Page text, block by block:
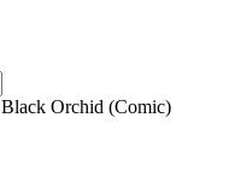
Black Orchid (Comic)